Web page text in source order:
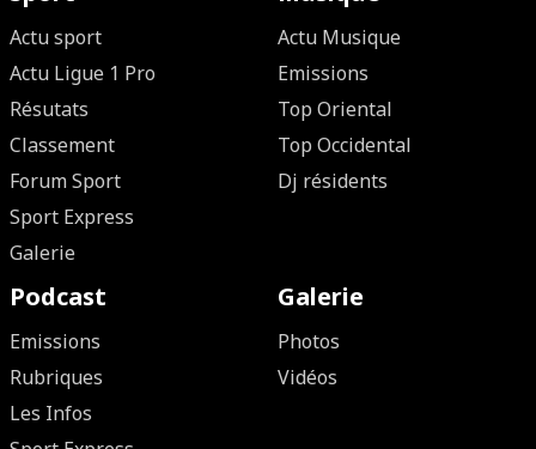
Actu sport
Actu Ligue 1 Pro
Résutats
Classement
Forum Sport
Sport Express
Galerie
Actu Musique
Emissions
Top Oriental
Top Occidental
Dj résidents
Podcast
Emissions
Rubriques
Les Infos
Galerie
Photos
Vidéos